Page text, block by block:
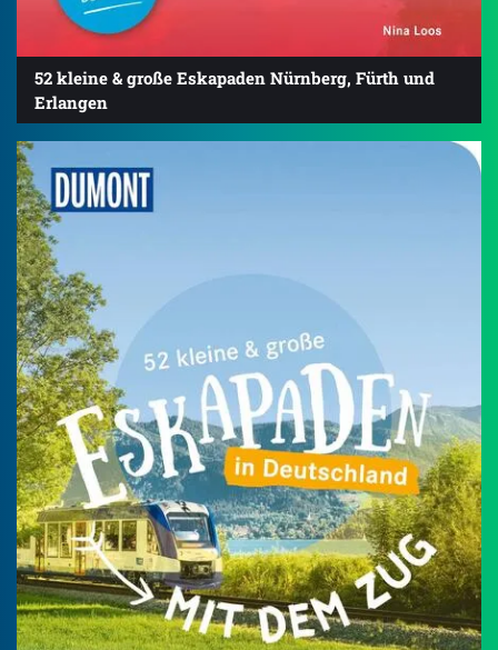
52 kleine & große Eskapaden Nürnberg, Fürth und
Erlangen